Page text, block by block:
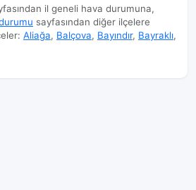
il geneli hava durumuna,
sayfasından diğer ilçelere
Aliağa, Balçova, Bayındır, Bayraklı,